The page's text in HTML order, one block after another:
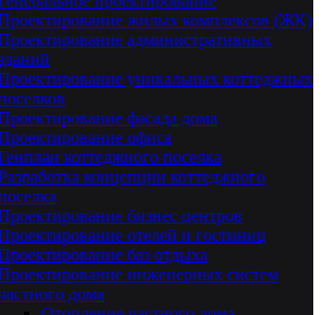
жилых комплексов (ЖК)
административных
уникальных коттеджных
фасада дома
офиса
коттеджного поселка
концепции коттеджного
бизнес центров
отелей и гостиниц
баз отдыха
инженерных систем
дома